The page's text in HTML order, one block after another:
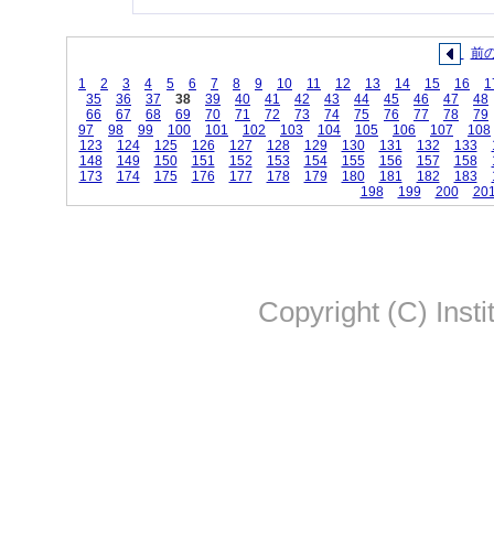
前
1
2 3 4 5 6 7 8 9 10 11 12 13 14 15 16
35
36 37 38 39 40 41 42 43 44 45 46 47
48
66
67 68 69 70 71 72 73 74 75 76 77 78
79
97
98 99 100 101 102 103 104 105 106 107
108
123
124 125 126 127 128 129 130 131 132 133
148
149 150 151 152 153 154 155 156 157 158
173
174 175 176 177 178 179 180 181 182 183
198
199 200
Copyright (C)